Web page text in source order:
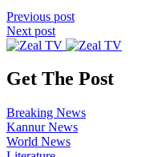
Previous post
Next post
Get The Post
Breaking News
Kannur News
World News